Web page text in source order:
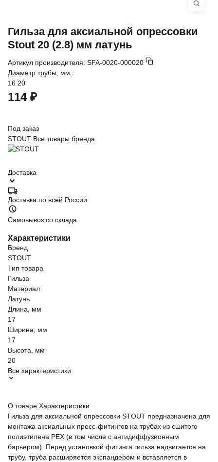
Гильза для аксиальной опрессовки
Stout 20 (2.8) мм латунь
Артикул производителя: SFA-0020-000020
Диаметр трубы, мм:
16 20
114 ₽
Под заказ
STOUT Все товары бренда
Доставка
Доставка по всей России
Самовывоз со склада
Характеристики
Бренд
STOUT
Тип товара
Гильза
Материал
Латунь
Длина, мм
17
Ширина, мм
17
Высота, мм
20
Все характеристики
О товаре Характеристики
Гильза для аксиальной опрессовки STOUT предназначена для
монтажа аксиальных пресс-фитингов на трубах из сшитого
полиэтилена PEX (в том числе с антидиффузионным
барьером). Перед установкой фитинга гильза надвигается на
трубу, труба расширяется экспандером и вставляется в